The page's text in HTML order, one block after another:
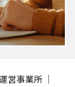
営事業所